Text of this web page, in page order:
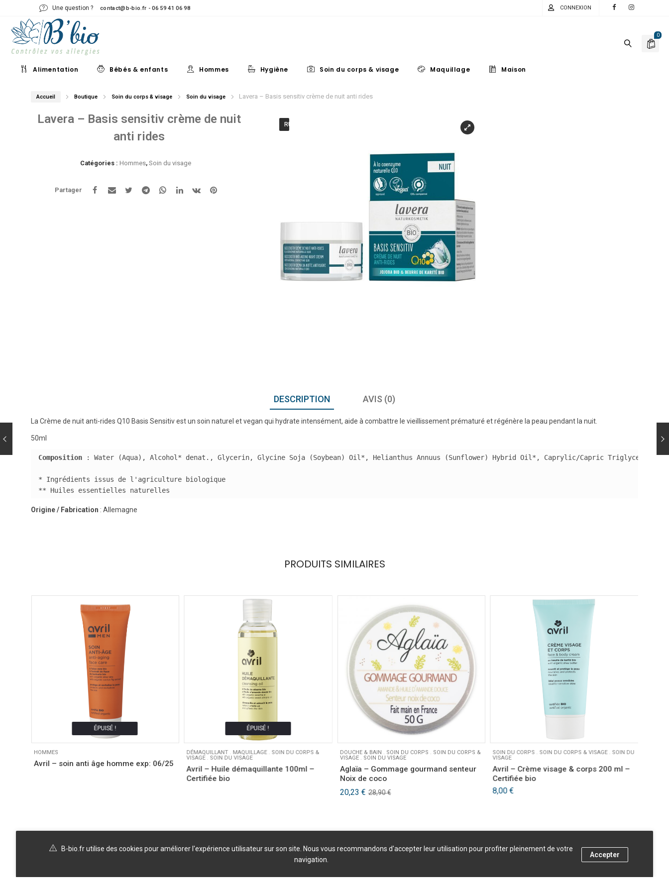
Une question ? contact@b-bio.fr - 06 59 41 06 98 CONNEXION
0
Alimentation Bébés & enfants Hommes Hygiène Soin du corps & visage Maquillage Maison
Accueil Boutique Soin du corps & visage Soin du visage Lavera – Basis sensitiv crème de nuit anti rides
Lavera – Basis sensitiv crème de nuit
anti rides
RUPTURE DE STOCK
Catégories : Hommes, Soin du visage
Partager
DESCRIPTION AVIS (0)
La Crème de nuit anti-rides Q10 Basis Sensitiv est un soin naturel et vegan qui hydrate intensément, aide à combattre le vieillissement prématuré et régénère la peau pendant la nuit.
50ml
Composition : Water (Aqua), Alcohol* denat., Glycerin, Glycine Soja (Soybean) Oil*, Helianthus Annuus (Sunflower) Hybrid Oil*, Caprylic/Capric Triglyceride,
* Ingrédients issus de l'agriculture biologique
** Huiles essentielles naturelles
Origine / Fabrication : Allemagne
PRODUITS SIMILAIRES
ÉPUISÉ !
HOMMES
Avril – soin anti âge homme exp: 06/25
ÉPUISÉ !
DÉMAQUILLANT. MAQUILLAGE. SOIN DU CORPS &
VISAGE. SOIN DU VISAGE
Avril – Huile démaquillante 100ml –
Certifiée bio
DOUCHE & BAIN . SOIN DU CORPS . SOIN DU CORPS &
VISAGE. SOIN DU VISAGE
Aglaïa – Gommage gourmand senteur
Noix de coco
28,90€
Le
prix
20,23 €
Le
prix
SOIN DU CORPS . SOIN DU CORPS & VISAGE. SOIN DU
VISAGE
Avril – Crème visage & corps 200 ml –
Certifiée bio
8,00€
B-bio.fr utilise des cookies pour améliorer l'expérience utilisateur sur son site. Nous vous recommandons d'accepter leur utilisation pour profiter pleinement de votre
navigation.
Accepter